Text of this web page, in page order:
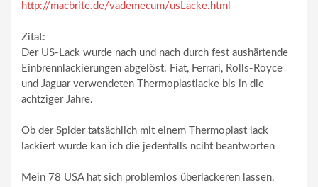
http://macbrite.de/vademecum/usLacke.html
Zitat:
Der US-Lack wurde nach und nach durch fest aushärtende
Einbrennlackierungen abgelöst. Fiat, Ferrari, Rolls-Royce
und Jaguar verwendeten Thermoplastlacke bis in die
achtziger Jahre.
Ob der Spider tatsächlich mit einem Thermoplast lack
lackiert wurde kan ich die jedenfalls nciht beantworten
Mein 78 USA hat sich problemlos überlackeren lassen,